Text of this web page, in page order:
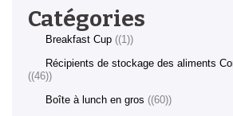
Catégories
Breakfast Cup (1)
Récipients de stockage des aliments
(46)
Boîte à lunch en gros
(60)